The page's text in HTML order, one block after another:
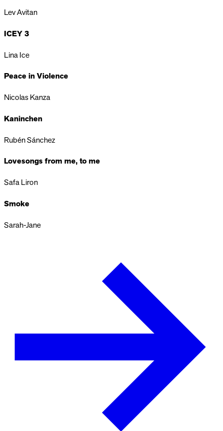
Lev Avitan
ICEY 3
Lina Ice
Peace in Violence
Nicolas Kanza
Kaninchen
Rubén Sánchez
Lovesongs from me, to me
Safa Liron
Smoke
Sarah-Jane